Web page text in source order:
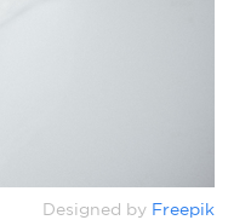
Designed by Freepik